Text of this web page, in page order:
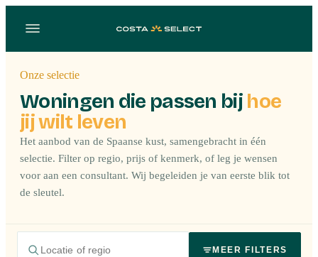
Onze selectie
Woningen die passen bij hoe
jij wilt leven
Het aanbod van de Spaanse kust, samengebracht in één
selectie. Filter op regio, prijs of kenmerk, of leg je wensen
voor aan een consultant. Wij begeleiden je van eerste blik tot
de sleutel.
MEER FILTERS